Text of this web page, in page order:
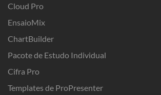
Cloud Pro
EnsaioMix
ChartBuilder
Pacote de Estudo Individual
Cifra Pro
Templates de ProPresenter